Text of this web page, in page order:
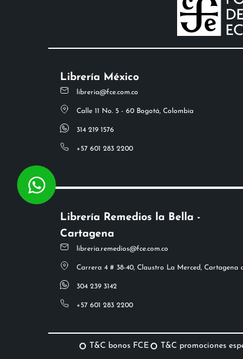
Librería México
libreria@fce.com.co
Calle 11 No. 5 - 60 Bogotá, Colombia
314 219 1576
+57 601 283 2200
Librería Remedios la Bella -
Cartagena
libreria.remedios@fce.com.co
Carrera 4 # 38-40, Claustro La Merced, Cartagena
304 239 3142
+57 601 283 2200
T&C bonos FCE T&C promociones